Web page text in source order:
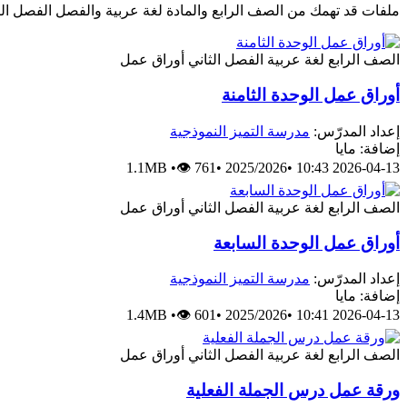
ملفات قد تهمك من الصف الرابع والمادة لغة عربية والفصل الفصل
الصف الرابع لغة عربية الفصل الثاني أوراق عمل
أوراق عمل الوحدة الثامنة
إعداد المدرّس: مدرسة التميز النموذجية
إضافة: مايا
2026-04-13 10:43
•
2025/2026
•
1.1MB •👁 761
الصف الرابع لغة عربية الفصل الثاني أوراق عمل
أوراق عمل الوحدة السابعة
إعداد المدرّس: مدرسة التميز النموذجية
إضافة: مايا
2026-04-13 10:41
•
2025/2026
•
1.4MB •👁 601
الصف الرابع لغة عربية الفصل الثاني أوراق عمل
ورقة عمل درس الجملة الفعلية